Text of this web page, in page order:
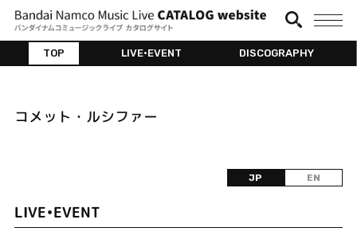
TOP LIVE•EVENT DISCOGRAPHY
コメット・ルシファー
JP EN
LIVE•EVENT